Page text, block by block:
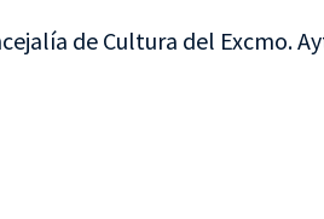
de Cultura del Excmo.